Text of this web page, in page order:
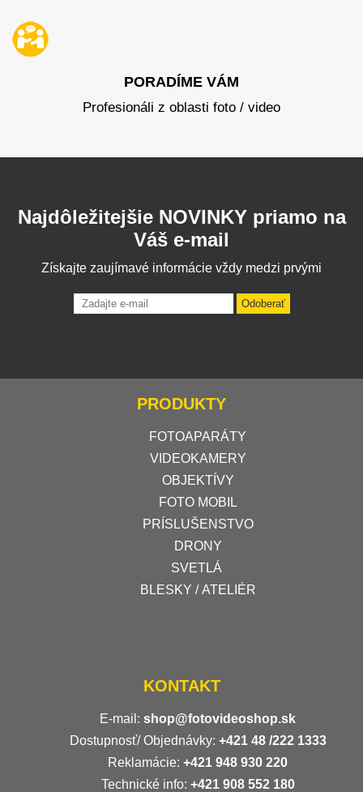
PORADÍME VÁM
Profesionáli z oblasti foto / video
Najdôležitejšie NOVINKY priamo na
Váš e-mail
Získajte zaujímavé informácie vždy medzi prvými
Odoberať
PRODUKTY
FOTOAPARÁTY
VIDEOKAMERY
OBJEKTÍVY
FOTO MOBIL
PRÍSLUŠENSTVO
DRONY
SVETLÁ
BLESKY / ATELIÉR
KONTAKT
E-mail: shop@fotovideoshop.sk
Dostupnosť/ Objednávky: +421 48 /222 1333
Reklamácie: +421 948 930 220
Technické info: +421 908 552 180